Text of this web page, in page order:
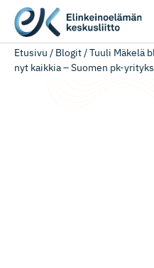
Etusivu / Blogit/Tuuli Mäkelä
nyt kaikkia – Suomen pk-